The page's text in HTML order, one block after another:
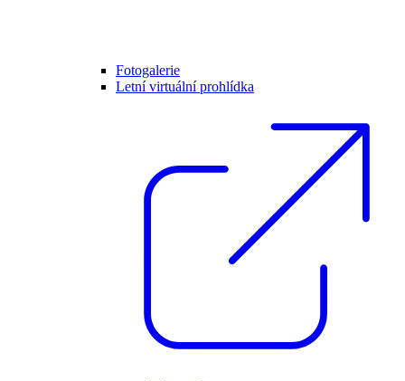
Fotogalerie
Letní virtuální prohlídka